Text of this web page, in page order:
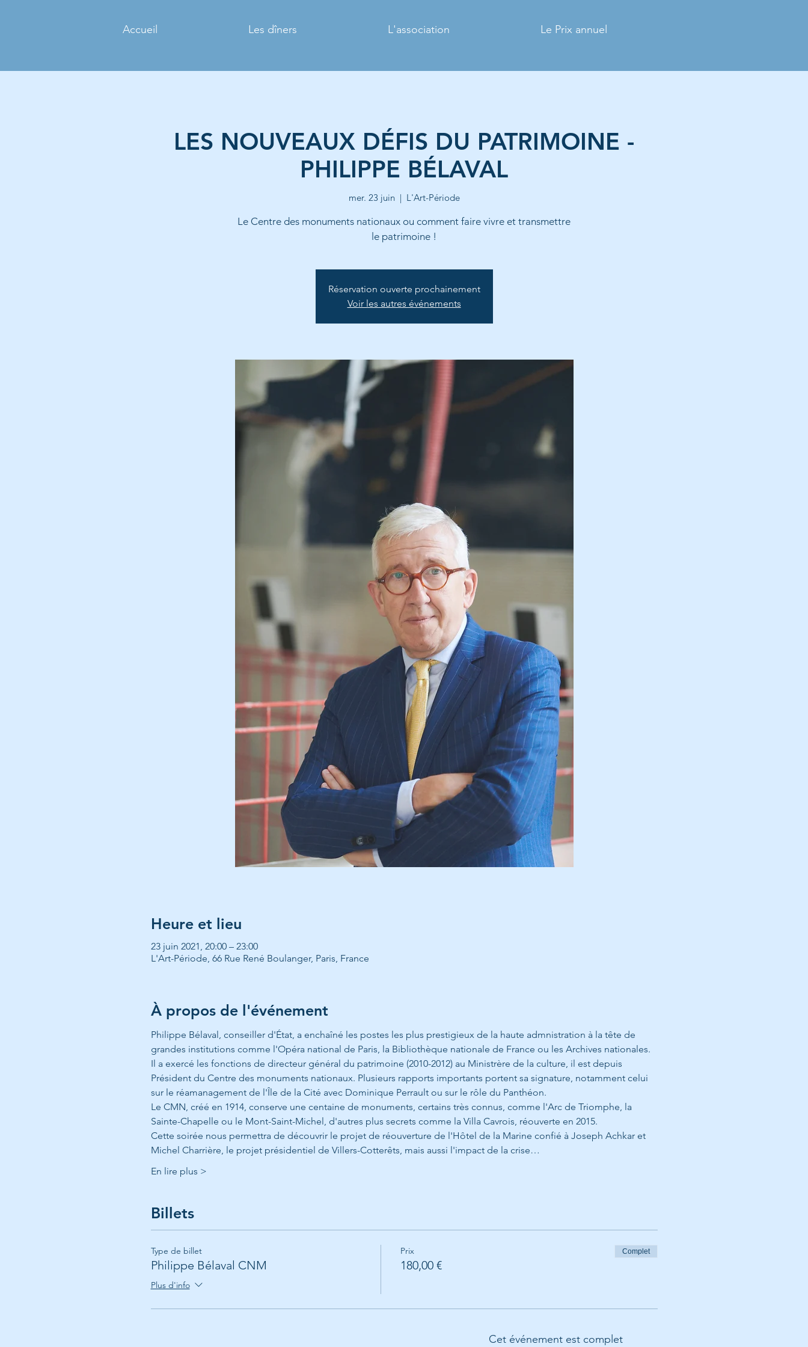
Accueil Les dîners L'association Le Prix annuel
LES NOUVEAUX DÉFIS DU PATRIMOINE -
PHILIPPE BÉLAVAL
mer. 23 juin
  |
L'Art-Période
Le Centre des monuments nationaux ou comment faire vivre et transmettre
le patrimoine !
Réservation ouverte prochainement
Voir les autres événements
Heure et lieu
23 juin 2021, 20:00 – 23:00
L'Art-Période, 66 Rue René Boulanger, Paris, France
À propos de l'événement
Philippe Bélaval, conseiller d'État, a enchaîné les postes les plus prestigieux de la haute admnistration à la tête de
grandes institutions comme l'Opéra national de Paris, la Bibliothèque nationale de France ou les Archives nationales.
Il a exercé les fonctions de directeur général du patrimoine (2010-2012) au Ministrère de la culture, il est depuis
Président du Centre des monuments nationaux. Plusieurs rapports importants portent sa signature, notamment celui
sur le réamanagement de l'Île de la Cité avec Dominique Perrault ou sur le rôle du Panthéon.
Le CMN, créé en 1914, conserve une centaine de monuments, certains très connus, comme l'Arc de Triomphe, la
Sainte-Chapelle ou le Mont-Saint-Michel, d'autres plus secrets comme la Villa Cavrois, réouverte en 2015.
Cette soirée nous permettra de découvrir le projet de réouverture de l'Hôtel de la Marine confié à Joseph Achkar et
Michel Charrière, le projet présidentiel de Villers-Cotterêts, mais aussi l'impact de la crise…
En lire plus >
Billets
Type de billet
Philippe Bélaval CNM
Plus d'info
Prix
180,00 €
Complet
Cet événement est complet